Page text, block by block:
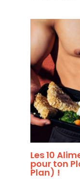
Les 10
pour ton
Plan) !